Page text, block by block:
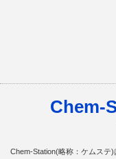
Chem-
Chem-Station(略称：ケムステ